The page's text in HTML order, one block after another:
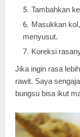
Tambahkan
Masukkan
menyusut.
Koreksi
Jika ingin rasa
rawit. Saya
bungsu bisa ikut